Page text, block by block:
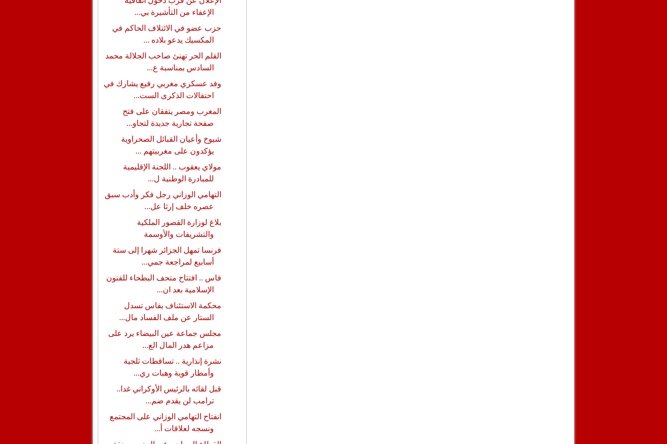
الإعفاء من التأشيرة بي...
حزب عضو في الائتلاف الحاكم في
المكسيك يدعو بلاده ...
القلم الحر تهنئ صاحب الجلالة محمد
السادس بمناسبة ع...
وفد عسكري مغربي رفيع يشارك في
احتفالات الذكرى الست...
المغرب ومصر يتفقان على فتح
صفحة تجارية جديدة لتجاو...
شيوخ وأعيان القبائل الصحراوية
يؤكدون على مغربيتهم ...
مولاي يعقوب .. اللجنة الإقليمية
للمبادرة الوطنية ل...
التهامي الوزاني رجل فكر وأدب سبق
عصره خلف إرثا عل...
بلاغ لوزارة القصور الملكية
والتشريفات والأوسمة
فرنسا تمهل الجزائر شهرا إلى ستة
أسابيع لمراجعة جمي...
فاس .. افتتاح متحف البطحاء للفنون
الإسلامية بعد ان...
محكمة الاستئناف بفاس تسدل
الستار عن ملف الفساد مال...
مجلس جماعة عين البيضاء يرد على
مزاعم هدر المال الع...
نشرة إنذارية .. تساقطات ثلجية
وأمطار قوية وهبات ري...
قبل لقائه بالرئيس الأوكراني غدا..
ترامب لن يقدم ضم...
انفتاح التهامي الوزاني على المجتمع
ونسجه لعلاقات أ...